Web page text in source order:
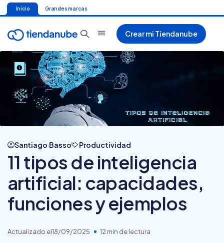
Inicio Grandes marcas
Crear mi Tiendanube
Santiago Basso Productividad
11 tipos de inteligencia
artificial: capacidades,
funciones y ejemplos
Actualizado el18/09/2025 12 min de lectura